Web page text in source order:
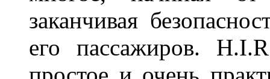
заканчивая
его пассажиров.